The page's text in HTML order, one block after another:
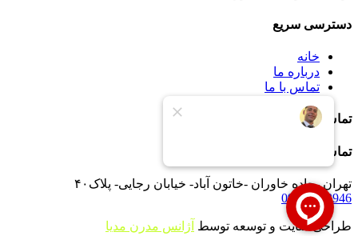
دسترسی سریع
خانه
درباره ما
تماس با ما
تماس با ما
تماس با ما
تهران -جاده خاوران -خاتون آباد- خیابان رجایی- پلاک۴۰
09121233946
طراحی سایت و توسعه توسط آژانس مدرن مدیا